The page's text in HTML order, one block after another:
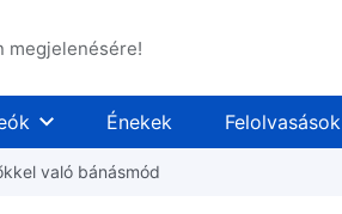
megjelenésére!
Énekek Felolvasások
való bánásmód